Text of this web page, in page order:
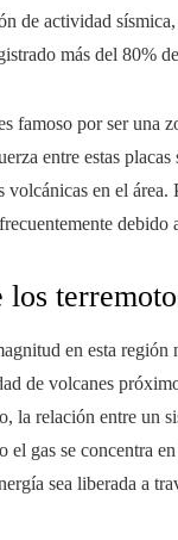
de actividad
más del 80%
famoso por ser una
entre estas
volcánicas en el
debido
en esta
de volcanes
la relación entre un
el gas se concentra
sea liberada a